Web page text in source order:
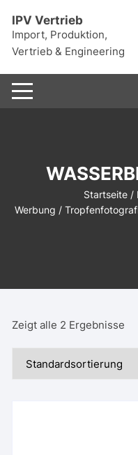
Inhalt
springen
IPV Vertrieb
Import, Produktion,
Vertrieb & Engineering
Startseite /
Werbung /
Zeigt alle 2 Ergebnisse